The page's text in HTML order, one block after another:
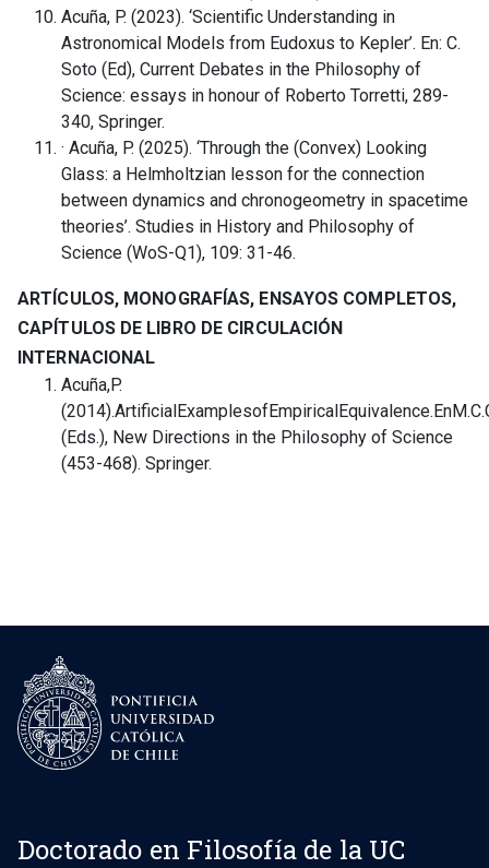
Acuña, P. (2023). ‘Scientific Understanding in
Astronomical Models from Eudoxus to Kepler’. En: C.
Soto (Ed), Current Debates in the Philosophy of
Science: essays in honour of Roberto Torretti, 289-
340, Springer.
· Acuña, P. (2025). ‘Through the (Convex) Looking
Glass: a Helmholtzian lesson for the connection
between dynamics and chronogeometry in spacetime
theories’. Studies in History and Philosophy of
Science (WoS-Q1), 109: 31-46.
ARTÍCULOS, MONOGRAFÍAS, ENSAYOS COMPLETOS,
CAPÍTULOS DE LIBRO DE CIRCULACIÓN
INTERNACIONAL
Acuña,P.
(Eds.), New Directions in the Philosophy of Science
(453-468). Springer.
Doctorado en Filosofía de la UC